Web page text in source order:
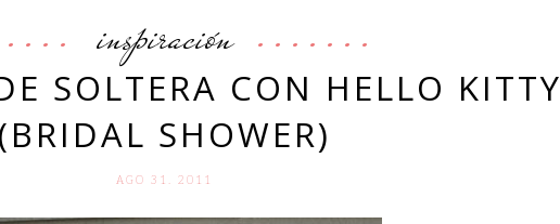
inspiración
SOLTERA CON HELLO KITTY
(BRIDAL SHOWER)
AGO 31. 2011